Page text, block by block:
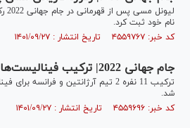
نام خود ثبت کرد.
کد خبر: ۴۵۵۹۷۶۷ تاریخ انتشار : ۱۴۰۱/۰۹/۲۷
جام جهانی 2022| ترکیب فینالیست‌ها مشخص شد
شد.
کد خبر: ۴۵۵۹۶۹۶ تاریخ انتشار : ۱۴۰۱/۰۹/۲۷